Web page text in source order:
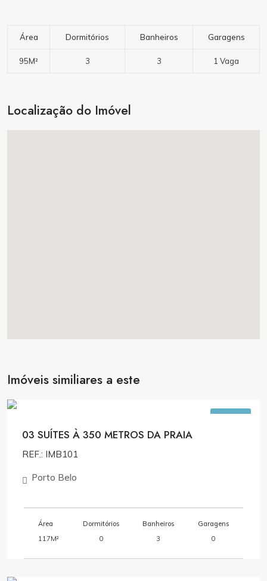
Área Dormitórios Banheiros Garagens
95M² 3 3 1 Vaga
Localização do Imóvel
Imóveis similiares a este
VENDA
03 SUÍTES À 350 METROS DA PRAIA
REF.: IMB101
Porto Belo
Área
117M²
Dormitórios
0
Banheiros
3
Garagens
0